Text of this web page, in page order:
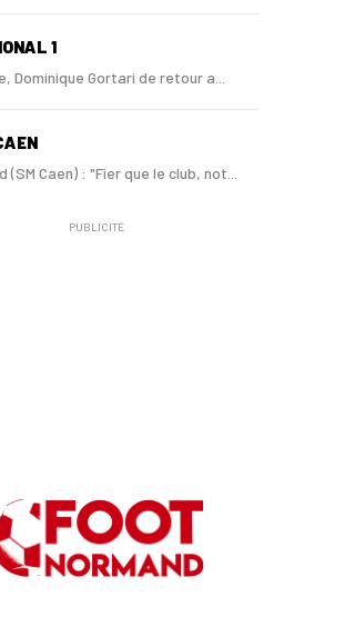
1
Dominique Gortari de retour a...
(SM Caen) : "Fier que le club, not...
- MERCATO
- MERCATO
Hafid, Malherbe veut frapper un gr...
PUBLICITÉ